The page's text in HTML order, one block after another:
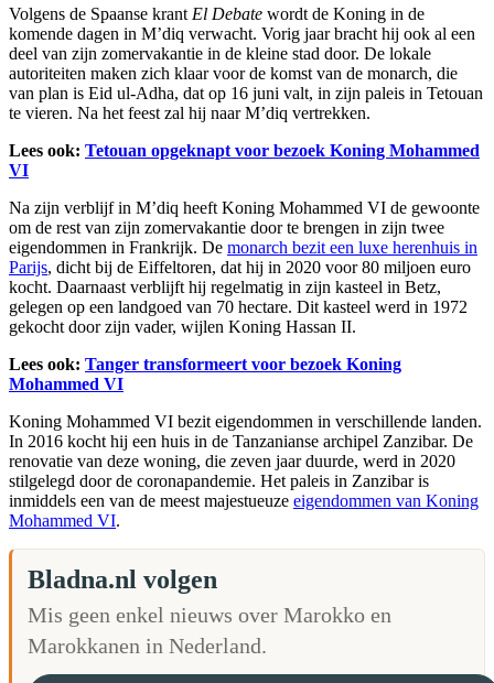
Volgens de Spaanse krant El Debate wordt de Koning in de
komende dagen in M’diq verwacht. Vorig jaar bracht hij ook al een
deel van zijn zomervakantie in de kleine stad door. De lokale
autoriteiten maken zich klaar voor de komst van de monarch, die
van plan is Eid ul-Adha, dat op 16 juni valt, in zijn paleis in Tetouan
te vieren. Na het feest zal hij naar M’diq vertrekken.
Lees ook: Tetouan opgeknapt voor bezoek Koning Mohammed
VI
Na zijn verblijf in M’diq heeft Koning Mohammed VI de gewoonte
om de rest van zijn zomervakantie door te brengen in zijn twee
eigendommen in Frankrijk. De monarch bezit een luxe herenhuis in
Parijs, dicht bij de Eiffeltoren, dat hij in 2020 voor 80 miljoen euro
kocht. Daarnaast verblijft hij regelmatig in zijn kasteel in Betz,
gelegen op een landgoed van 70 hectare. Dit kasteel werd in 1972
gekocht door zijn vader, wijlen Koning Hassan II.
Lees ook: Tanger transformeert voor bezoek Koning
Mohammed VI
Koning Mohammed VI bezit eigendommen in verschillende landen.
In 2016 kocht hij een huis in de Tanzanianse archipel Zanzibar. De
renovatie van deze woning, die zeven jaar duurde, werd in 2020
stilgelegd door de coronapandemie. Het paleis in Zanzibar is
inmiddels een van de meest majestueuze eigendommen van Koning
Mohammed VI.
Bladna.nl volgen
Mis geen enkel nieuws over Marokko en
Marokkanen in Nederland.